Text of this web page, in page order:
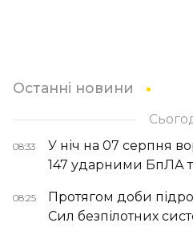
Останні новини
08:33
У ніч на 07 серпня
147 ударними БпЛА
08:25
Протягом доби
Сил безпілотних